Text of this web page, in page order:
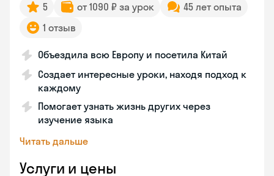
5 от 1090 ₽ за урок
45 лет опыта
1 отзыв
Объездила всю Европу и посетила Китай
Создает интересные уроки, находя подход к
каждому
Помогает узнать жизнь других через
изучение языка
Читать дальше
Услуги и цены